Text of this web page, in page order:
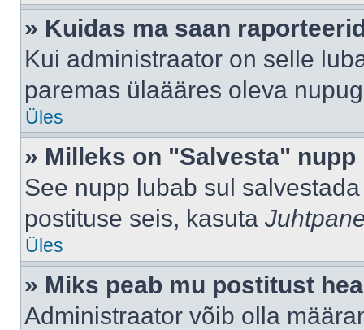
» Kuidas ma saan
Kui administraator on selle
paremas ülaääres oleva
Üles
» Milleks on "Salvesta"
See nupp lubab sul
postituse seis, kasuta
Üles
» Miks peab mu postitust
Administraator võib olla